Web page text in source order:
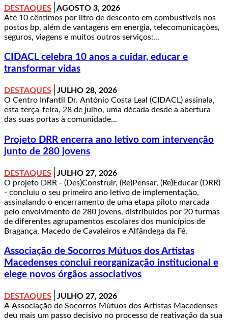
DESTAQUES
AGOSTO 3, 2026
Até 10 cêntimos por litro de desconto em combustíveis nos
postos bp, além de vantagens em energia, telecomunicações,
seguros, viagens e muitos outros serviços:...
CIDACL celebra 10 anos a cuidar, educar e
transformar vidas
DESTAQUES
JULHO 28, 2026
O Centro Infantil Dr. António Costa Leal (CIDACL) assinala,
esta terça-feira, 28 de julho, uma década desde a abertura
das suas portas à comunidade...
Projeto DRR encerra ano letivo com intervenção
junto de 280 jovens
DESTAQUES
JULHO 27, 2026
O projeto DRR - (Des)Construir, (Re)Pensar, (Re)Educar (DRR)
- concluiu o seu primeiro ano letivo de implementação,
assinalando o encerramento de uma etapa piloto marcada
pelo envolvimento de 280 jovens, distribuídos por 20 turmas
de diferentes agrupamentos escolares dos municípios de
Bragança, Macedo de Cavaleiros e Alfândega da Fé.
Associação de Socorros Mútuos dos Artistas
Macedenses conclui reorganização institucional e
elege novos órgãos associativos
DESTAQUES
JULHO 27, 2026
A Associação de Socorros Mútuos dos Artistas Macedenses
deu mais um passo decisivo no processo de reativação da sua